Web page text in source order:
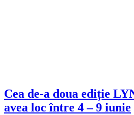
Cea de-a doua ediție
avea loc între 4 – 9 iunie